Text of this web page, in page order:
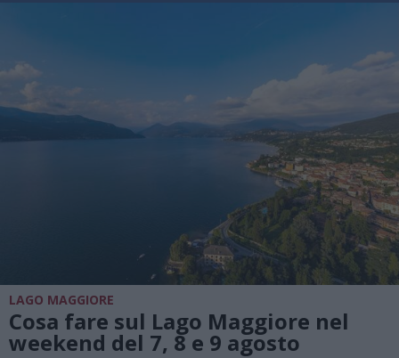
LAGO MAGGIORE
Cosa fare sul Lago Maggiore nel
weekend del 7, 8 e 9 agosto